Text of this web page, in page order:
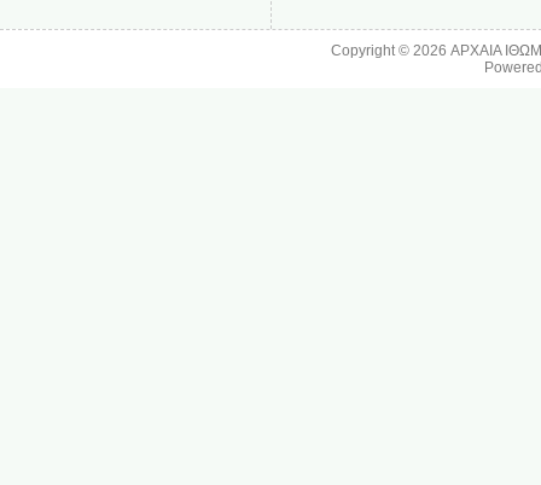
Copyright © 2026ΑΡΧΑΙΑ